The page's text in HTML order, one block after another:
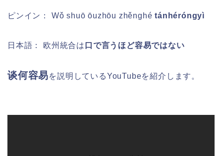
ピンイン： Wǒ shuō ōuzhōu zhěnghétánhéróngyì
日本語： 欧州統合は 口で言うほど容易ではない
谈何容易を説明しているYouTubeを紹介します。